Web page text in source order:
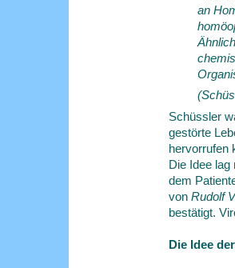
an
Schüssler
gestörte
hervorrufen
Die Idee
dem
von Rudolf
bestätigt.
Die Idee